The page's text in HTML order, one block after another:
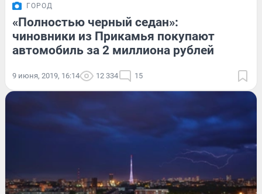
ГОРОД
«Полностью черный седан»:
чиновники из Прикамья покупают
автомобиль за 2 миллиона рублей
9 июня, 2019, 16:14 12 334 15